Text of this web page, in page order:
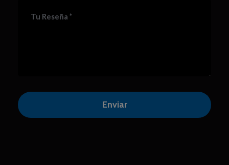
Tu Reseña *